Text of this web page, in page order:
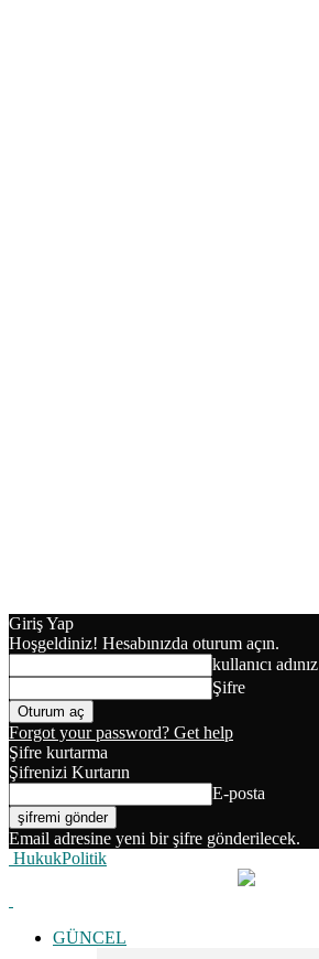
Giriş Yap
Hoşgeldiniz! Hesabınızda oturum açın.
kullanıcı adınız
Şifre
Forgot your password? Get help
Şifre kurtarma
Şifrenizi Kurtarın
E-posta
Email adresine yeni bir şifre gönderilecek.
HukukPolitik
GÜNCEL